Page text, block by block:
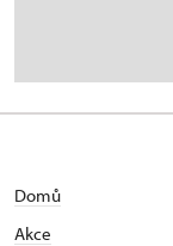
Domů
Akce